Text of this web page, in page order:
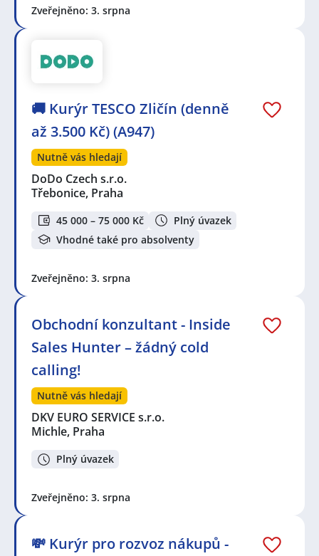
Zveřejněno: 3. srpna
🚚 Kurýr TESCO Zličín (denně
až 3.500 Kč) (A947)
Nutně vás hledají
DoDo Czech s.r.o.
Třebonice, Praha
45 000 – 75 000 Kč
Plný úvazek
Vhodné také pro absolventy
Zveřejněno: 3. srpna
Obchodní konzultant - Inside
Sales Hunter – žádný cold
calling!
Nutně vás hledají
DKV EURO SERVICE s.r.o.
Michle, Praha
Plný úvazek
Zveřejněno: 3. srpna
💸 Kurýr pro rozvoz nákupů -